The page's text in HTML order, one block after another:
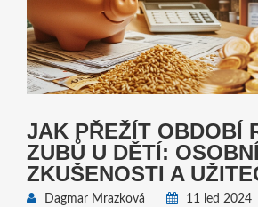
JAK PŘEŽÍT OBDOBÍ
ZUBŮ U DĚTÍ: OSOBNÍ
ZKUŠENOSTI A
Dagmar Mrazková 11 led 2024